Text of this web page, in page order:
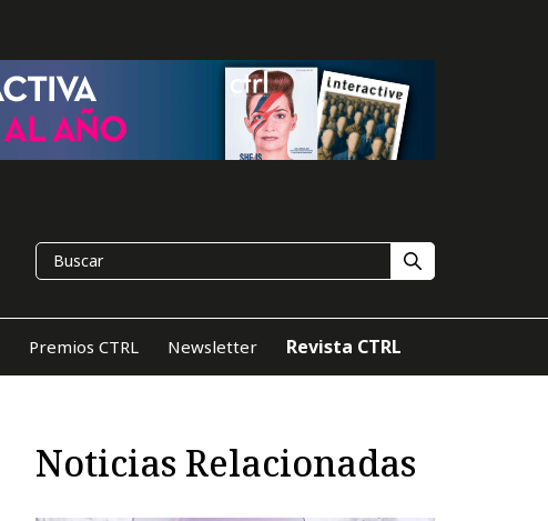
Premios CTRL Newsletter Revista CTRL
Noticias Relacionadas